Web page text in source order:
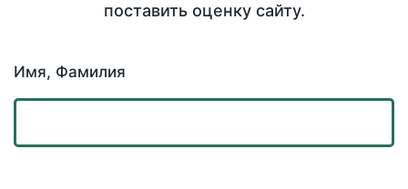
поставить оценку сайту.
Имя, Фамилия